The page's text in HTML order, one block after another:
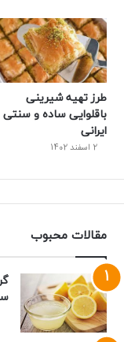
طرز تهیه شیرینی
باقلوایی ساده و سنتی
ایرانی
2 اسفند 1402
مقالات محبوب